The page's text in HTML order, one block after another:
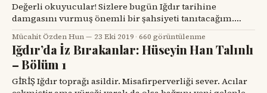
Değerli okuyucular! Sizlere bugün Iğdır tarihine
damgasını vurmuş önemli bir şahsiyeti tanıtacağım.
Birçok okuyucularım onun ismini duymamış olabilir.
Fani dünyada isimler çabuk unutulur. Vefa duygusu
çabuk törpülenir. Ama biz Iğdırlılar buna izin
vermeyeceğiz. Hayatının birkaç yılını Iğdır’da geçiren
Cengiz Ekinci bir anlamda Iğdır’da gazetecilik ruhunu
ateşlemiş, öncüsü olmuştur.
Mücahit Özden Hun 23 Eki 2019 ·660 görüntülenme
Iğdır’da İz Bırakanlar: Hüseyin Han Talınlı
– Bölüm 1
GİRİŞ Iğdır toprağı asildir. Misafirperverliği sever. Acılar